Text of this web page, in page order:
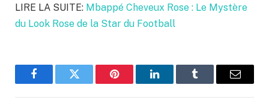
LIRE LA SUITE: Mbappé Cheveux Rose : Le Mystère
du Look Rose de la Star du Football
FacebookTwitter Pinterest LinkedInTumblr Email